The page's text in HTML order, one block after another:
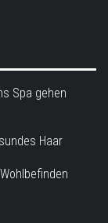
Spa gehen
Haar